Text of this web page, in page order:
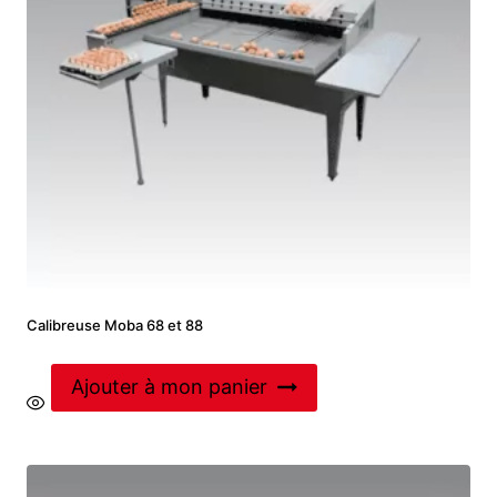
Calibreuse Moba 68 et 88
Ajouter à mon panier